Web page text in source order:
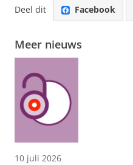
Deel dit Facebook
Meer nieuws
10 juli 2026